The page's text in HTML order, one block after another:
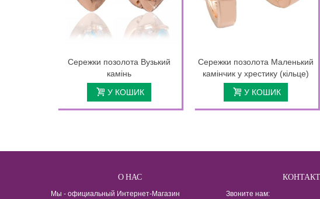
Сережки позолота Вузький
камінь
У КОШИК
Сережки позолота Маленький
камінчик у хрестику (кільце)
У КОШИК
О НАС
Мы - официальный Интернет-Магазин
Звоните нам: